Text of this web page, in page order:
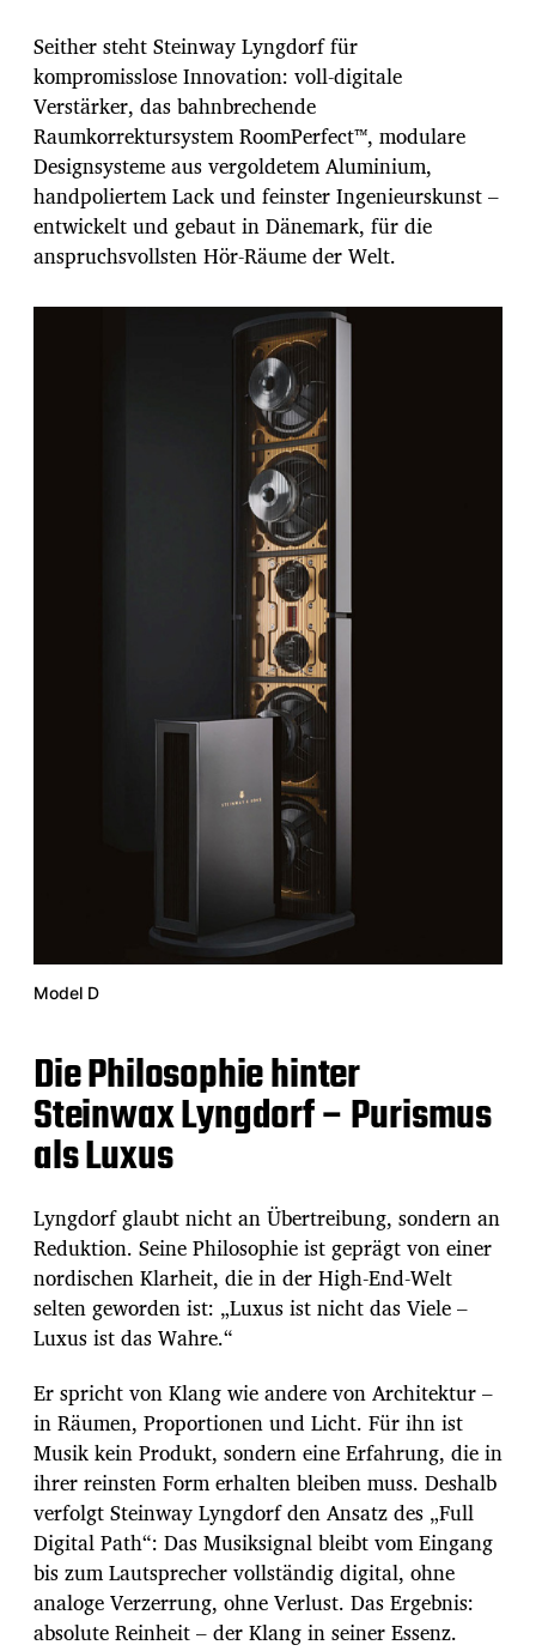
Seither steht Steinway Lyngdorf für
kompromisslose Innovation: voll-digitale
Verstärker, das bahnbrechende
Raumkorrektursystem RoomPerfect™, modulare
Designsysteme aus vergoldetem Aluminium,
handpoliertem Lack und feinster Ingenieurskunst –
entwickelt und gebaut in Dänemark, für die
anspruchsvollsten Hör-Räume der Welt.
Model D
Die Philosophie hinter
Steinwax Lyngdorf – Purismus
als Luxus
Lyngdorf glaubt nicht an Übertreibung, sondern an
Reduktion. Seine Philosophie ist geprägt von einer
nordischen Klarheit, die in der High-End-Welt
selten geworden ist: „Luxus ist nicht das Viele –
Luxus ist das Wahre.“
Er spricht von Klang wie andere von Architektur –
in Räumen, Proportionen und Licht. Für ihn ist
Musik kein Produkt, sondern eine Erfahrung, die in
ihrer reinsten Form erhalten bleiben muss. Deshalb
verfolgt Steinway Lyngdorf den Ansatz des „Full
Digital Path“: Das Musiksignal bleibt vom Eingang
bis zum Lautsprecher vollständig digital, ohne
analoge Verzerrung, ohne Verlust. Das Ergebnis:
absolute Reinheit – der Klang in seiner Essenz.